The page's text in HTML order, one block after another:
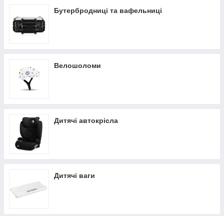
Бутербродниці та вафельниці
Велошоломи
Дитячі автокрісла
Дитячі ваги